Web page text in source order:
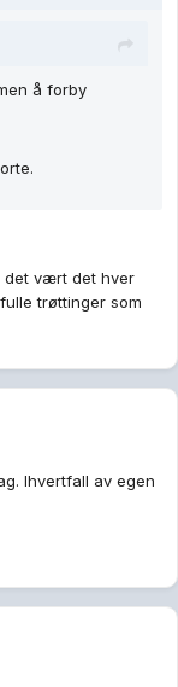
å forby
det vært det hver
trøttinger som
Ihvertfall av egen